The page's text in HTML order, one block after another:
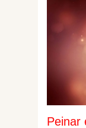
Peinar